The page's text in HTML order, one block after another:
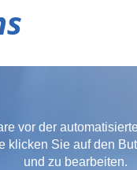
vor der
klicken Sie auf den
und zu bearbeiten.